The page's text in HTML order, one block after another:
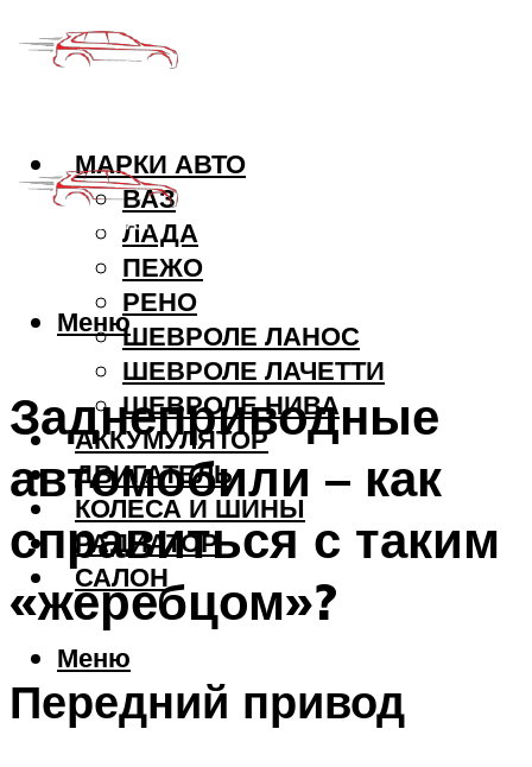
МАРКИ АВТО
ВАЗ
ЛАДА
ПЕЖО
РЕНО
ШЕВРОЛЕ ЛАНОС
ШЕВРОЛЕ ЛАЧЕТТИ
ШЕВРОЛЕ НИВА
АККУМУЛЯТОР
ДВИГАТЕЛЬ
КОЛЕСА И ШИНЫ
РАДИАТОР
САЛОН
Меню
Меню
Заднеприводные
автомобили – как
справиться с таким
«жеребцом»?
Передний привод